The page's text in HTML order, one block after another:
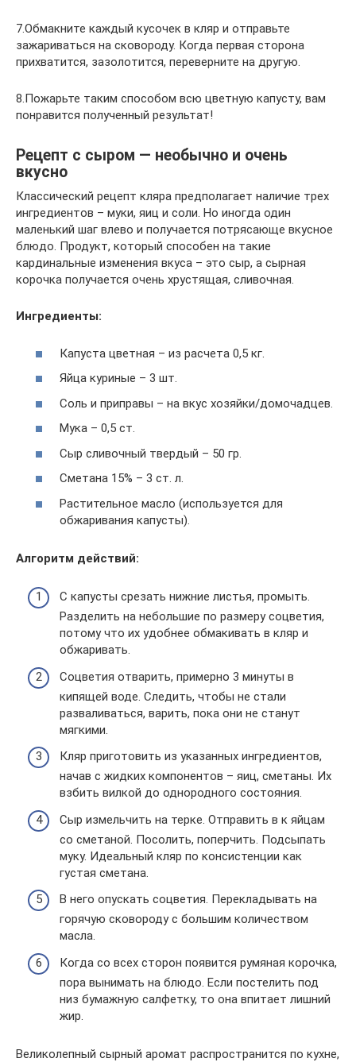
7.Обмакните каждый кусочек в кляр и отправьте
зажариваться на сковороду. Когда первая сторона
прихватится, зазолотится, переверните на другую.
8.Пожарьте таким способом всю цветную капусту, вам
понравится полученный результат!
Рецепт с сыром — необычно и очень
вкусно
Классический рецепт кляра предполагает наличие трех
ингредиентов – муки, яиц и соли. Но иногда один
маленький шаг влево и получается потрясающе вкусное
блюдо. Продукт, который способен на такие
кардинальные изменения вкуса – это сыр, а сырная
корочка получается очень хрустящая, сливочная.
Ингредиенты:
Капуста цветная – из расчета 0,5 кг.
Яйца куриные – 3 шт.
Соль и приправы – на вкус хозяйки/домочадцев.
Мука – 0,5 ст.
Сыр сливочный твердый – 50 гр.
Сметана 15% – 3 ст. л.
Растительное масло (используется для
обжаривания капусты).
Алгоритм действий:
С капусты срезать нижние листья, промыть.
Разделить на небольшие по размеру соцветия,
потому что их удобнее обмакивать в кляр и
обжаривать.
Соцветия отварить, примерно 3 минуты в
кипящей воде. Следить, чтобы не стали
разваливаться, варить, пока они не станут
мягкими.
Кляр приготовить из указанных ингредиентов,
начав с жидких компонентов – яиц, сметаны. Их
взбить вилкой до однородного состояния.
Сыр измельчить на терке. Отправить в к яйцам
со сметаной. Посолить, поперчить. Подсыпать
муку. Идеальный кляр по консистенции как
густая сметана.
В него опускать соцветия. Перекладывать на
горячую сковороду с большим количеством
масла.
Когда со всех сторон появится румяная корочка,
пора вынимать на блюдо. Если постелить под
низ бумажную салфетку, то она впитает лишний
жир.
Великолепный сырный аромат распространится по кухне,